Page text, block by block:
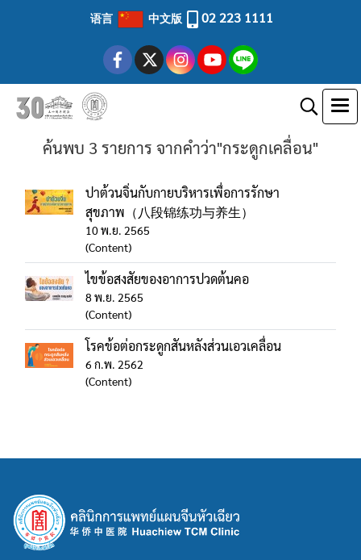
语言 中文版 02 223 1111
ค้นพบ 3 รายการ จากคำว่า"กระดูกเคลื่อน"
ปาต้วนจิ่นกับกายบริหารเพื่อการรักษา
สุขภาพ（八段锦练功与养生）
10 พ.ย. 2565
(Content)
ไขข้อสงสัยของอาการปวดต้นคอ
8 พ.ย. 2565
(Content)
โรคข้อต่อกระดูกสันหลังส่วนเอวเคลื่อน
6 ก.พ. 2562
(Content)